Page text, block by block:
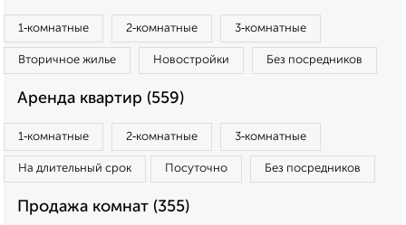
1‑комнатные 2‑комнатные 3‑комнатные
Вторичное жилье Новостройки Без посредников
Аренда квартир (559)
1‑комнатные 2‑комнатные 3‑комнатные
На длительный срок Посуточно Без посредников
Продажа комнат (355)